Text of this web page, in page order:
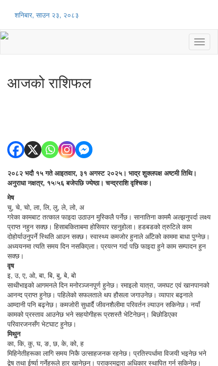
शनिबार, साउन २३, २०८३
आजको राशिफल
२०८२ भदौ १५ गते आइतवार, ३१ अगस्ट २०२५। भाद्र शुक्लपक्ष अष्टमी तिथि।
अनुराधा नक्षत्र, १५ः५६ बजेपछि ज्येष्ठा। चन्द्रराशि वृश्चिक।
मेष
चु, चे, चो, ला, लि, लु, ले, लो, अ
गरेका कामबाट तत्काल फाइदा उठाउन मुस्किलै पर्नेछ। सानातिना काममै अल्झनुपर्दा लक्ष्य
प्राप्त नहुन सक्छ। हिसाबकिताबमा होसियार रहनुहोला। हडबडको त्रुटिले काम
दोहोर्याउनुपर्ने स्थिति आउन सक्छ। स्वास्थ्य कमजोर हुनाले आँटेको काममा बाधा पुग्नेछ।
अध्ययनमा त्यति समय दिन नसकिएला। प्रयत्न गर्दा पछि फाइदा हुने काम सम्पादन हुन
सक्छ।
वृष
इ, उ, ए, ओ, बा, बि, बु, बे, बो
साथीभाइको आगमनले दिन मनोरञ्जनपूर्ण हुनेछ। रमाइलो यात्रा, जमघट एवं खानपानको
आनन्द प्राप्त हुनेछ। पहिलेको सफलताले थप हौसला जगाउनेछ। व्यापार बढ्नाले
आम्दानी पनि बढ्नेछ। कमजोरी सुधार्दै जीवनशैलीमा परिवर्तन ल्याउन सकिनेछ। नयाँ
कामको प्रस्ताव आउनेछ भने सहयोगीहरू प्रशस्तै भेटिनेछन्। बिछोडिएका
परिवारजनसँग भेटघाट हुनेछ।
मिथुन
का, कि, कु, घ, ङ, छ, के, को, ह
मिहिनेतीहरूका लागि समय निकै उत्साहजनक रहनेछ। प्रतिस्पर्धामा विजयी भइनेछ भने
द्वेष तथा ईर्ष्या गर्नेहरूले हार खानेछन्। पराक्रमद्वारा अधिकार स्थापित गर्न सकिनेछ।